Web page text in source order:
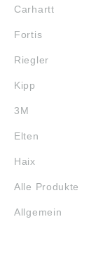
Carhartt
Fortis
Riegler
Kipp
3M
Elten
Haix
Alle Produkte
Allgemein